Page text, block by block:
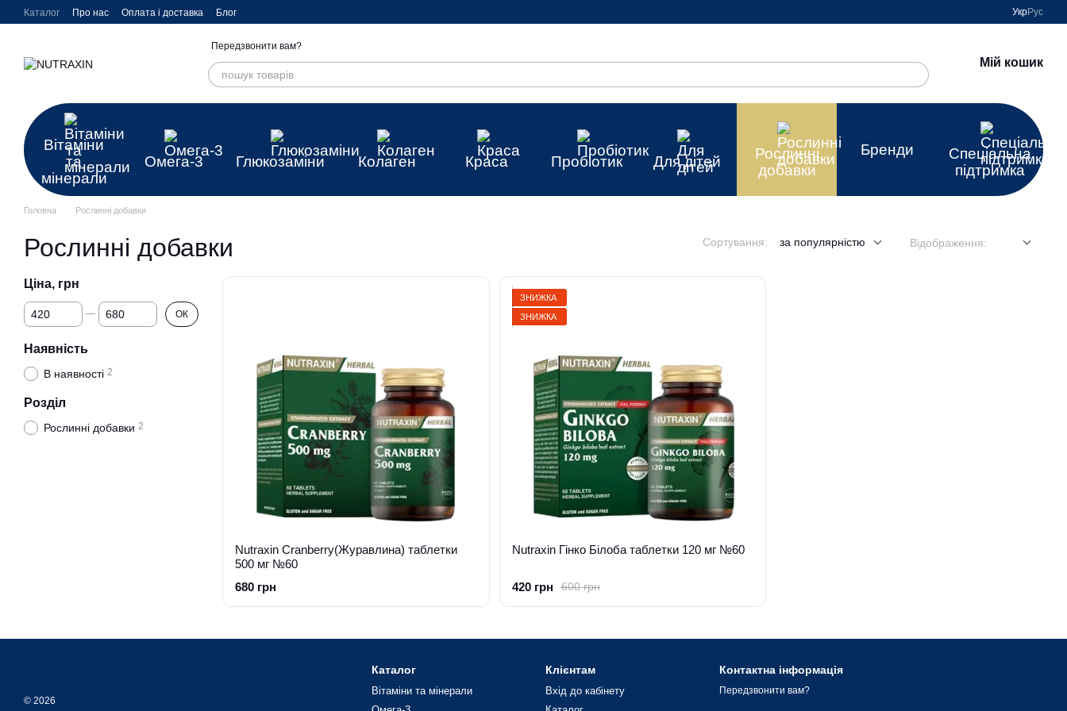
Перейти до основного контенту
Каталог Про нас Оплата і доставка Блог УкрРус
Передзвонити вам?
Мій кошик
Вітаміни
та
мінерали
Омега-3 Глюкозаміни Колаген Краса Пробіотик Для дітей
Рослинні
добавки
Бренди
Спеціальна
підтримка
Головна Рослинні добавки
Рослинні добавки Сортування: за популярністю Відображення:
Nutraxin Cranberry(Журавлина) таблетки
500 мг №60
680 грн
ЗНИЖКА
ЗНИЖКА
Nutraxin Гінко Білоба таблетки 120 мг №60
600 грн
420 грн
Ціна, грн
Від Ціна, грн
До Ціна, грн ОК
Наявність
В наявності 2
Розділ
Рослинні добавки 2
© 2026
Каталог
Вітаміни та мінерали
Клієнтам
Вхід до кабінету
Контактна інформація
Передзвонити вам?